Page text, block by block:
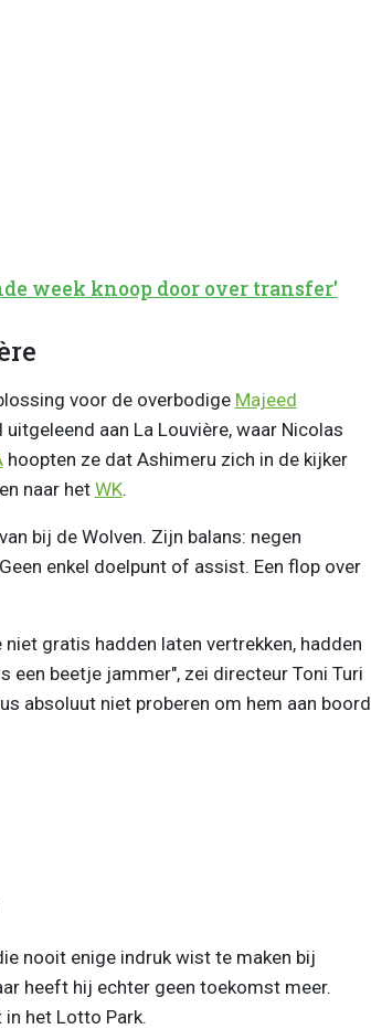
week knoop door over transfer'
voor de overbodige Majeed
aan La Louvière, waar Nicolas
hoopten ze dat Ashimeru zich in de kijker
naar het WK.
bij de Wolven. Zijn balans: negen
enkel doelpunt of assist. Een flop over
gratis hadden laten vertrekken, hadden
een beetje jammer", zei directeur Toni Turi
absoluut niet proberen om hem aan boord
nooit enige indruk wist te maken bij
heeft hij echter geen toekomst meer.
het Lotto Park.